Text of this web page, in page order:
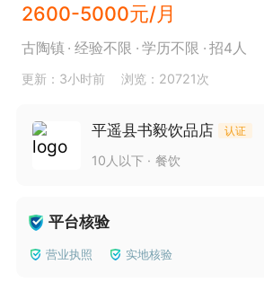
2600-5000元/月
古陶镇 经验不限 学历不限 招4人
更新：3小时前 浏览：20721次
平遥县书毅饮品店 认证
10人以下 餐饮
平台核验
营业执照 实地核验